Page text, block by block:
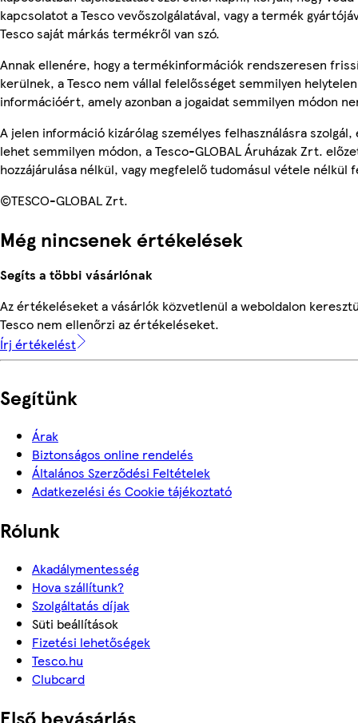
kapcsolatot a Tesco vevőszolgálatával, vagy a termék
Tesco saját márkás termékről van szó.
Annak ellenére, hogy a termékinformációk rendszeresen
kerülnek, a Tesco nem vállal felelősséget semmilyen helytelen
információért, amely azonban a jogaidat semmilyen módon
A jelen információ kizárólag személyes felhasználásra szolgál,
lehet semmilyen módon, a Tesco-GLOBAL Áruházak Zrt.
hozzájárulása nélkül, vagy megfelelő tudomásul vétele nélkül
©TESCO-GLOBAL Zrt.
Még nincsenek értékelések
Segíts a többi vásárlónak
Az értékeléseket a vásárlók közvetlenül a weboldalon
Tesco nem ellenőrzi az értékeléseket.
Írj értékelést
Segítünk
Árak
Biztonságos online rendelés
Általános Szerződési Feltételek
Adatkezelési és Cookie tájékoztató
Rólunk
Akadálymentesség
Hova szállítunk?
Szolgáltatás díjak
Süti beállítások
Fizetési lehetőségek
Tesco.hu
Clubcard
Első bevásárlás